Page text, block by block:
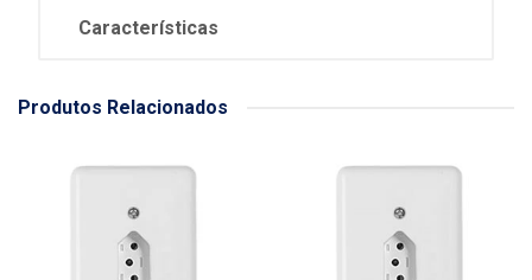
Características
Produtos Relacionados